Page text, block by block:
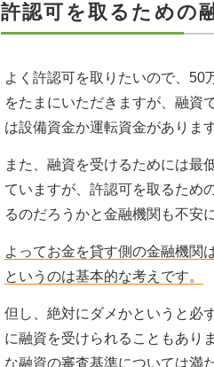
許認可を取るための
よく許認可を取りたいので、50
をたまにいただきますが、融資
は設備資金か運転資金がありま
また、融資を受けるためには最
ていますが、許認可を取るため
るのだろうかと金融機関も不安
よってお金を貸す側の金融機関は
というのは基本的な考えです。
但し、絶対にダメかというと必
に融資を受けられることもあり
な融資の審査基準については満